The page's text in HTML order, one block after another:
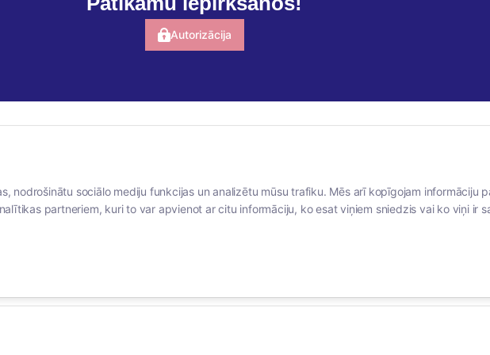
Autorizācija
Par mums
Vakances
facebook
linkedIn
nodrošinātu sociālo mediju funkcijas un analizētu mūsu trafiku. Mēs arī kopīgojam informāciju
partneriem, kuri to var apvienot ar citu informāciju, ko esat viņiem sniedzis vai ko viņi ir